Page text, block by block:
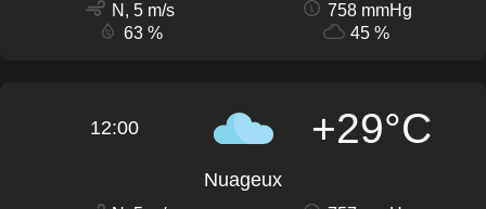
N, 5 m/s
758 mmHg
63 %
45 %
12:00 +29°C
Nuageux